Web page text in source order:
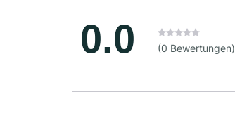
0.0 (0 Bewertungen)